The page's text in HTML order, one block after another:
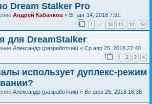
Dream Stalker Pro
Андрей Кабанков « Вт авг 14, 2018 7:51
1 … 10 11 12 13
для DreamStalker
Александр (разработчик) « Ср апр 25, 2018 22:40
1 2 3 4
использует дуплекс-режим
Александр (разработчик) « Вс фев 25, 2018 18:38